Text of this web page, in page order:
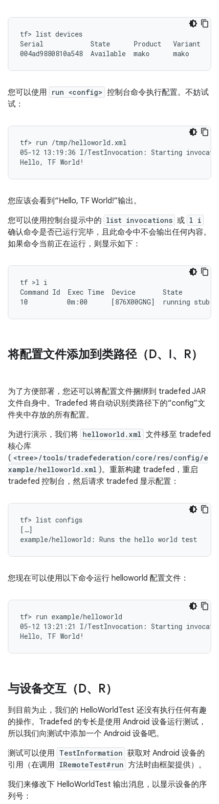
tf> list devices
Serial            State      Product   Variant
您可以使用 run <config> 控制台命令执行配置。不妨试
试：
tf> run /tmp/helloworld.xml
05-12 13:19:36 I/TestInvocation: Starting
您应该会看到“Hello, TF World!”输出。
您可以使用控制台提示中的 list invocations 或 l i
确认命令是否已运行完毕，且此命令中不会输出任何内容。
如果命令当前正在运行，则显示如下：
tf >l i
Command Id  Exec Time  Device       State
将配置文件添加到类路径（D、I、R）
为了方便部署，您还可以将配置文件捆绑到 tradefed JAR
文件自身中。Tradefed 将自动识别类路径下的“config”文
件夹中存放的所有配置。
为进行演示，我们将 helloworld.xml 文件移至 tradefed
核心库
( <tree>/tools/tradefederation/core/res/config/e
xample/helloworld.xml )。重新构建 tradefed，重启
tradefed 控制台，然后请求 tradefed 显示配置：
tf> list configs
[…]
您现在可以使用以下命令运行 helloworld 配置文件：
tf> run example/helloworld
05-12 13:21:21 I/TestInvocation: Starting
与设备交互（D、R）
到目前为止，我们的 HelloWorldTest 还没有执行任何有趣
的操作。Tradefed 的专长是使用 Android 设备运行测试，
所以我们向测试中添加一个 Android 设备吧。
测试可以使用 TestInformation 获取对 Android 设备的
引用（在调用 IRemoteTest#run 方法时由框架提供）。
我们来修改下 HelloWorldTest 输出消息，以显示设备的序
列号：